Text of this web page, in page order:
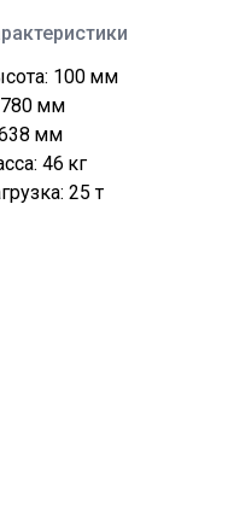
100 мм
мм
мм
46 кг
25т